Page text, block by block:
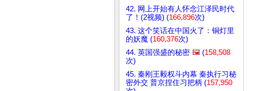
42. 网上开始有人怀念江泽民时代
了！(2视频) (166,896次)
43. 这个笑话在中国火了：铜灯里
的妖魔 (160,376次)
44. 英国强盛的秘密 🖼️ (158,508
次)
45. 秦刚王毅权斗内幕 秦执行习秘
密外交 普京捏住习把柄 (157,950